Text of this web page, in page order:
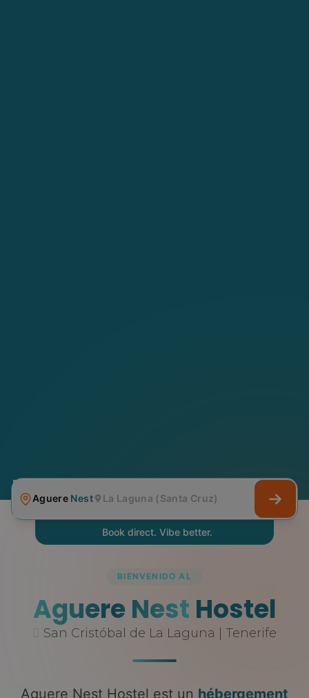
Aguere Nest La Laguna (Santa Cruz)
Book direct. Vibe better.
BIENVENIDO AL
Aguere Nest Hostel
San Cristóbal de La Laguna | Tenerife
Aguere Nest Hostel est un hébergement